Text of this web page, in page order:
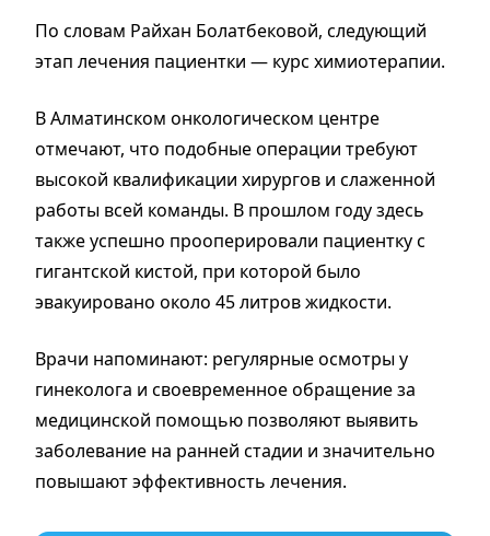
По словам Райхан Болатбековой, следующий
этап лечения пациентки — курс химиотерапии.
В Алматинском онкологическом центре
отмечают, что подобные операции требуют
высокой квалификации хирургов и слаженной
работы всей команды. В прошлом году здесь
также успешно прооперировали пациентку с
гигантской кистой, при которой было
эвакуировано около 45 литров жидкости.
Врачи напоминают: регулярные осмотры у
гинеколога и своевременное обращение за
медицинской помощью позволяют выявить
заболевание на ранней стадии и значительно
повышают эффективность лечения.